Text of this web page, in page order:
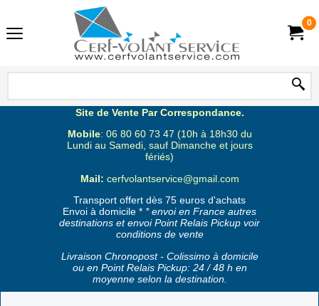
0
Site de Vente Par Correspondance.
Mobile: 06 80 60 73 47 (10h à 18h30 du
Lundi au Samedi, sauf Dimanche et jours
fériés)
Mail: cerfvolantservice@gmail.com
Transport offert dès 75 euros d'achats
Envoi à domicile * * envoi en France autres
destinations et envoi Point Relais Pickup voir
conditions de vente
Livraison Chronopost - Colissimo à domicile
ou en Point Relais Pickup: 24 / 48 h en
moyenne selon la destination.